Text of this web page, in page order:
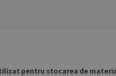
pentru stocarea de